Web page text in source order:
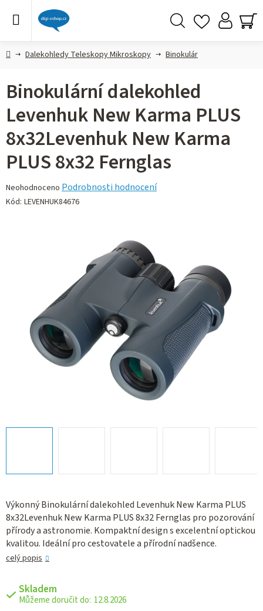
DomůDalekohledy Teleskopy Mikroskopy Binokulár
Výkonný Binokulární dalekohled Levenhuk New Karma PLUS
8x32Levenhuk New Karma PLUS 8x32 Fernglas pro pozorování
přírody a astronomie. Kompaktní design s excelentní optickou
kvalitou. Ideální pro cestovatele a přírodní nadšence.
celý popis
Skladem
12.8.2026
Binokulární dalekohled
Levenhuk New Karma PLUS
8x32Levenhuk New Karma
PLUS 8x32 Fernglas
Průměrné
hodnocení
Neohodnoceno Podrobnosti hodnocení
Kód: LEVENHUK84676